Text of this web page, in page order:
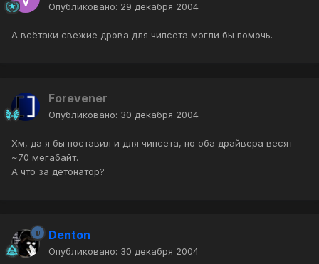
Опубликовано: 29 декабря 2004
А всётаки свежие дрова для чипсета могли бы помочь.
Forevener
Опубликовано: 30 декабря 2004
Хм, да я бы поставил и для чипсета, но оба драйвера весят
~70 мегабайт.
А что за детонатор?
Denton
Опубликовано: 30 декабря 2004